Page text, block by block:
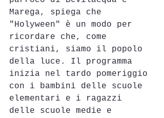
Marega, spiega che
"Holyween" è un modo per
ricordare che, come
cristiani, siamo il popolo
della luce. Il programma
inizia nel tardo pomeriggio
con i bambini delle scuole
elementari e i ragazzi
delle scuole medie e